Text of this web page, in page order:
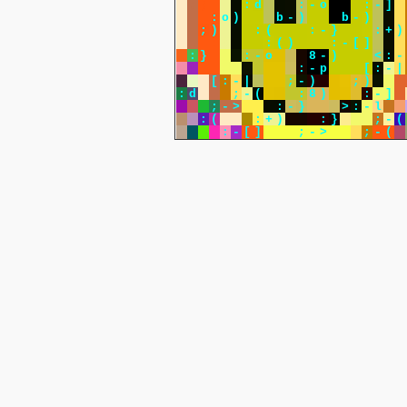
: d : - o : - ]
: o ) b - ) b - )
; ) : ( : - } : + )
: ( ) : - [ ]
: } : - o 8 - ) < : -
: - p [ : -
[ : - ; - ) ; )
: d ; - ( : 8 ) : - ]
; - > : - } > : - l
: ( : + ) : } ; - (
: - [ ] ; - > ; - (